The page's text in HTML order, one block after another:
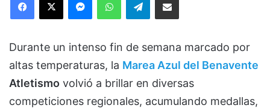
Durante un intenso fin de semana marcado por
altas temperaturas, la Marea Azul del Benavente
Atletismo volvió a brillar en diversas
competiciones regionales, acumulando medallas,